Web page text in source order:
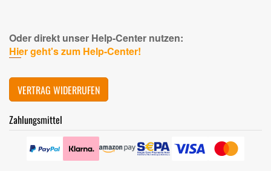
Oder direkt unser Help-Center nutzen:
Hier geht's zum Help-Center!
VERTRAG WIDERRUFEN
Zahlungsmittel